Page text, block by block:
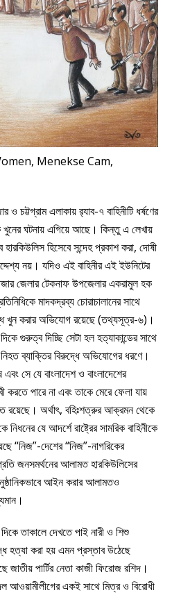
Menekse Cam,
চট্টগ্রাম এলাকায় র‌্যাব-৭ বাহিনীটি ধর্ষণের
খুনের ঘটনায় এগিয়ে আছে। কিন্তু এ লেখায়
হিসেবে সন্দেহ প্রকাশ করা, দোষী
নয়। যদিও এই বাহিনীর এই ইউনিটের
জেলার টেকনাফ উপজেলার একরামুল হক
মাদকদ্রব্য চোরাচালানের সাথে
খুন করার অভিযোগ রয়েছে (তথ্যসূত্র-৬)।
গুরুত্ব দিচ্ছি সেটা হল হত্যাকান্ডের সাথে
নিহত ব্যাক্তির বিরুদ্ধে অভিযোগের ধরণে।
সে যে বাংলাদেশ ও বাংলাদেশের
করতে পারে না এবং তাকে মেরে ফেলা যায়
রয়েছে। অর্থাৎ, বহিঃশত্রুর আক্রমন থেকে
যে আদর্শে রাষ্ট্রের সামরিক বাহিনীকে
“নিজ”-দেশের “নিজ”-নাগরিকের
জনসমর্থনের আলামত হারকিউলিসের
আইন করার আলামতও
তাকালে দেখতে পাই নারী ও শিশু
হত্যা করা হয় এমন প্রস্তাব উঠেছে
জাতীয় পার্টির নেতা কাজী ফিরোজ রশিদ।
আওয়ামীলীগের একই সাথে মিত্র ও বিরোধী